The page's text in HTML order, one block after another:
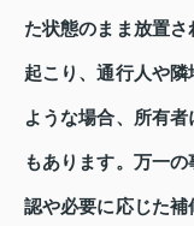
た状態のまま放置
起こり、通行人や
ような場合、所有
もあります。万一
認や必要に応じた